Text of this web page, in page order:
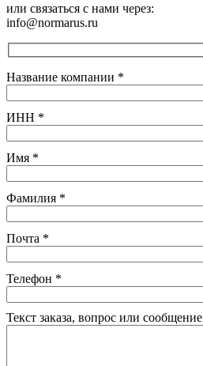
или связаться с нами через:
info@normarus.ru
Название компании *
ИНН *
Имя *
Фамилия *
Почта *
Телефон *
Текст заказа, вопрос или сообщение